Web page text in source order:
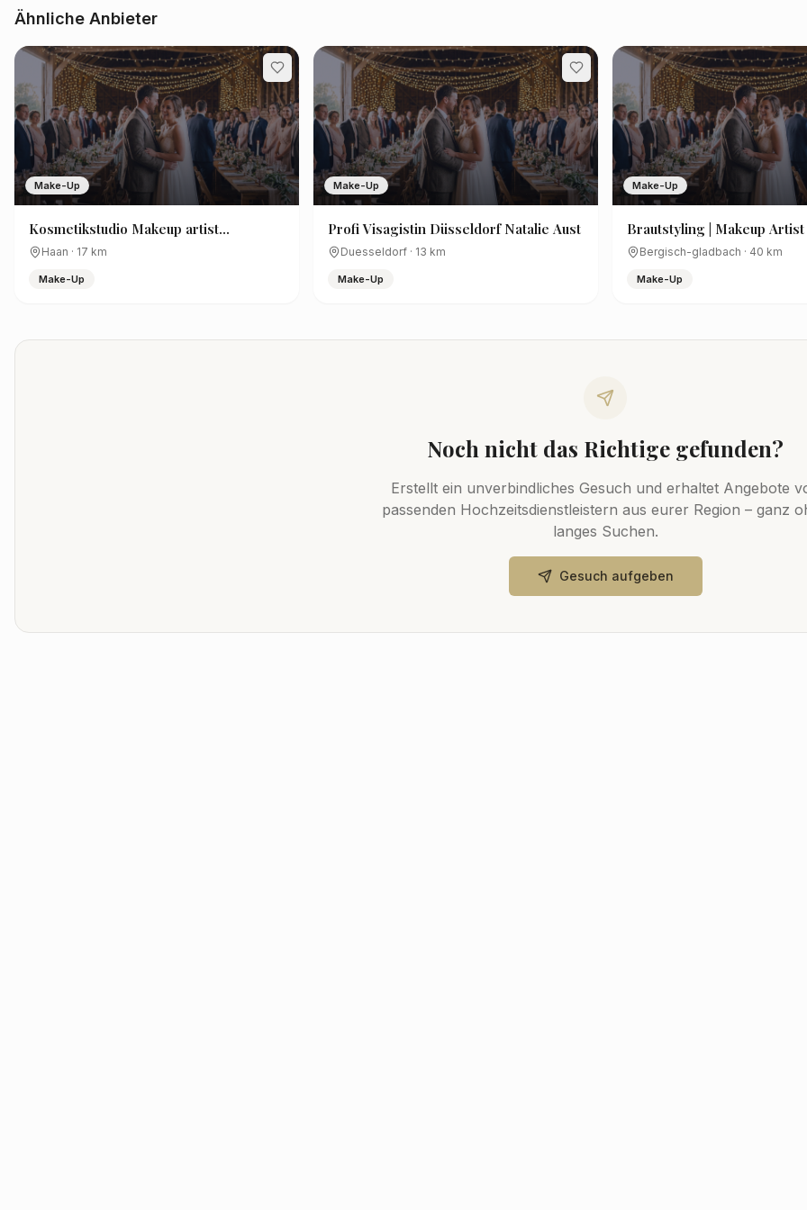
Ähnliche Anbieter
Make-Up
Kosmetikstudio Makeup artist
hairstylist Mayali Beautylounge by
Maida Malicevic
Haan · 17 km
Make-Up
Make-Up
Profi Visagistin Düsseldorf Natalie Aust
Duesseldorf · 13 km
Make-Up
Make-Up
Brautstyling | Makeup
Hairstylist | Kathleen Franc
Bergisch-gladbach · 40 km
Make-Up
Noch nicht das Richtige gefunden?
Erstellt ein unverbindliches Gesuch und erhaltet Angebote
passenden Hochzeitsdienstleistern aus eurer Region – ganz
langes Suchen.
Gesuch aufgeben